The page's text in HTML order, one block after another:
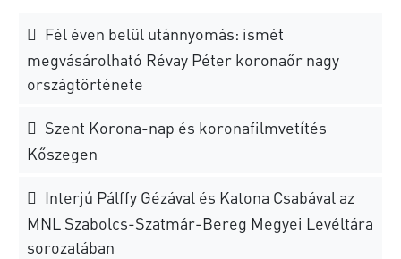
Fél éven belül utánnyomás: ismét
megvásárolható Révay Péter koronaőr nagy
országtörténete
Szent Korona-nap és koronafilmvetítés
Kőszegen
Interjú Pálffy Gézával és Katona Csabával az
MNL Szabolcs-Szatmár-Bereg Megyei Levéltára
sorozatában